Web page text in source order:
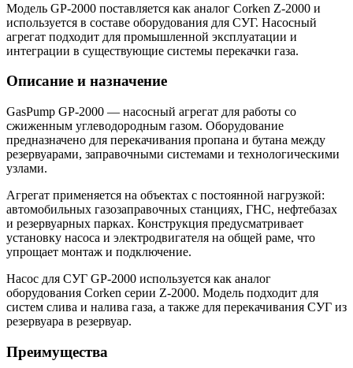
Модель GP-2000 поставляется как аналог Corken Z-2000 и
используется в составе оборудования для СУГ. Насосный
агрегат подходит для промышленной эксплуатации и
интеграции в существующие системы перекачки газа.
Описание и назначение
GasPump GP-2000 — насосный агрегат для работы со
сжиженным углеводородным газом. Оборудование
предназначено для перекачивания пропана и бутана между
резервуарами, заправочными системами и технологическими
узлами.
Агрегат применяется на объектах с постоянной нагрузкой:
автомобильных газозаправочных станциях, ГНС, нефтебазах
и резервуарных парках. Конструкция предусматривает
установку насоса и электродвигателя на общей раме, что
упрощает монтаж и подключение.
Насос для СУГ GP-2000 используется как аналог
оборудования Corken серии Z-2000. Модель подходит для
систем слива и налива газа, а также для перекачивания СУГ из
резервуара в резервуар.
Преимущества